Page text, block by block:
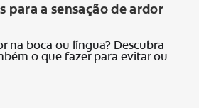
para a sensação de ardor
na boca ou língua? Descubra
o que fazer para evitar ou